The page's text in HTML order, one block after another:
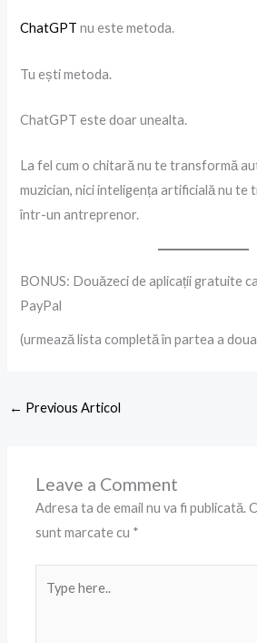
ChatGPT nu este metoda.
Tu ești metoda.
ChatGPT este doar unealta.
La fel cum o chitară nu te transformă
muzician, nici inteligența artificială nu
într-un antreprenor.
BONUS: Douăzeci de aplicații gratuite
PayPal
(urmează lista completă în partea a
← Previous Articol
Leave a Comment
Adresa ta de email nu va fi publicată.
sunt marcate cu *
here..